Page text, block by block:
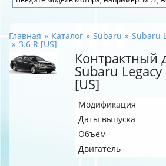
Главная Каталог Subaru Subaru
3.6 R [US]
Контрактный
Subaru
[US]
Модификация
Даты выпуска
Объем
Двигатель